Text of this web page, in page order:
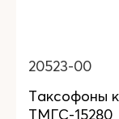
20523-00
Таксофоны
ТМГС-15280